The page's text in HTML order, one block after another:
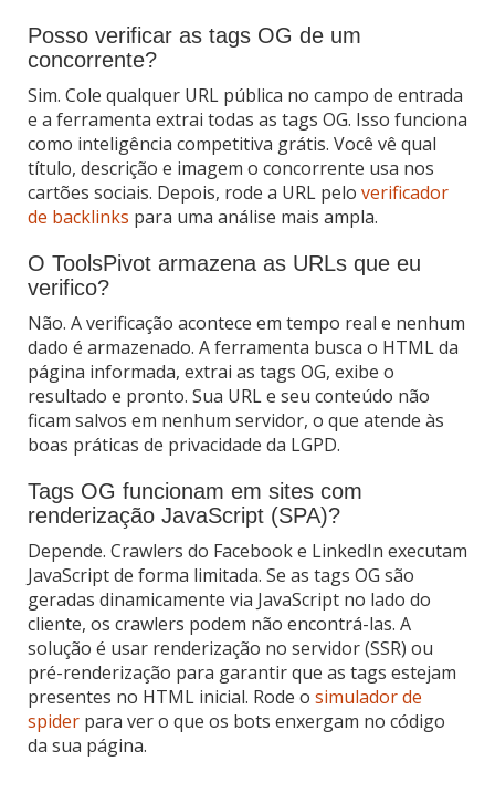
Posso verificar as tags OG de um
concorrente?
Sim. Cole qualquer URL pública no campo de entrada
e a ferramenta extrai todas as tags OG. Isso funciona
como inteligência competitiva grátis. Você vê qual
título, descrição e imagem o concorrente usa nos
cartões sociais. Depois, rode a URL pelo verificador
de backlinks para uma análise mais ampla.
O ToolsPivot armazena as URLs que eu
verifico?
Não. A verificação acontece em tempo real e nenhum
dado é armazenado. A ferramenta busca o HTML da
página informada, extrai as tags OG, exibe o
resultado e pronto. Sua URL e seu conteúdo não
ficam salvos em nenhum servidor, o que atende às
boas práticas de privacidade da LGPD.
Tags OG funcionam em sites com
renderização JavaScript (SPA)?
Depende. Crawlers do Facebook e LinkedIn executam
JavaScript de forma limitada. Se as tags OG são
geradas dinamicamente via JavaScript no lado do
cliente, os crawlers podem não encontrá-las. A
solução é usar renderização no servidor (SSR) ou
pré-renderização para garantir que as tags estejam
presentes no HTML inicial. Rode o simulador de
spider para ver o que os bots enxergam no código
da sua página.